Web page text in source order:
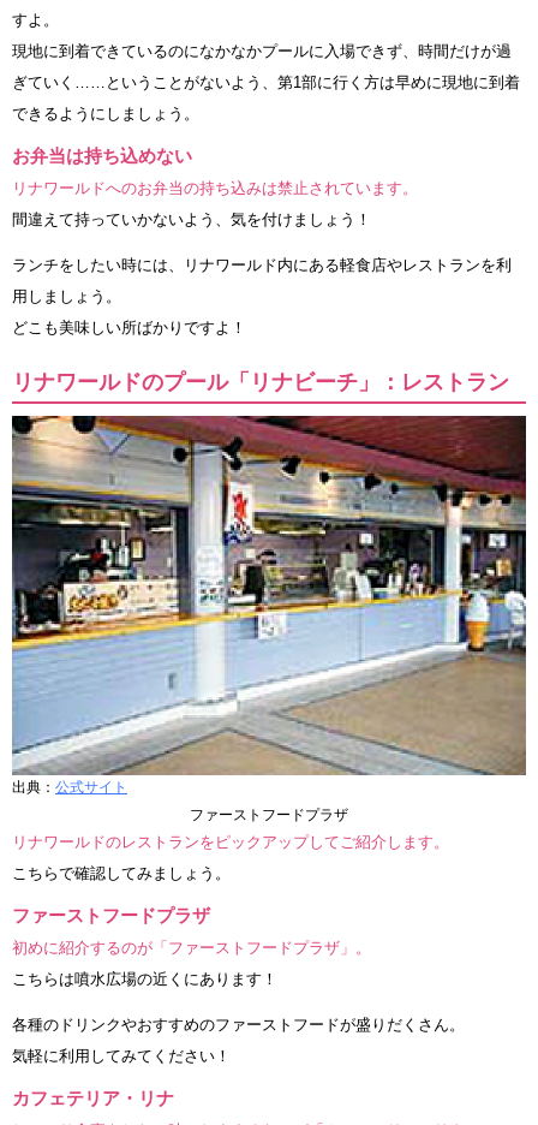
すよ。
現地に到着できているのになかなかプールに入場できず、時間だけが過
ぎていく……ということがないよう、第1部に行く方は早めに現地に到着
できるようにしましょう。
お弁当は持ち込めない
リナワールドへのお弁当の持ち込みは禁止されています。
間違えて持っていかないよう、気を付けましょう！
ランチをしたい時には、リナワールド内にある軽食店やレストランを利
用しましょう。
どこも美味しい所ばかりですよ！
リナワールドのプール「リナビーチ」：レストラン
出典： 公式サイト
ファーストフードプラザ
リナワールドのレストランをピックアップしてご紹介します。
こちらで確認してみましょう。
ファーストフードプラザ
初めに紹介するのが「ファーストフードプラザ」。
こちらは噴水広場の近くにあります！
各種のドリンクやおすすめのファーストフードが盛りだくさん。
気軽に利用してみてください！
カフェテリア・リナ